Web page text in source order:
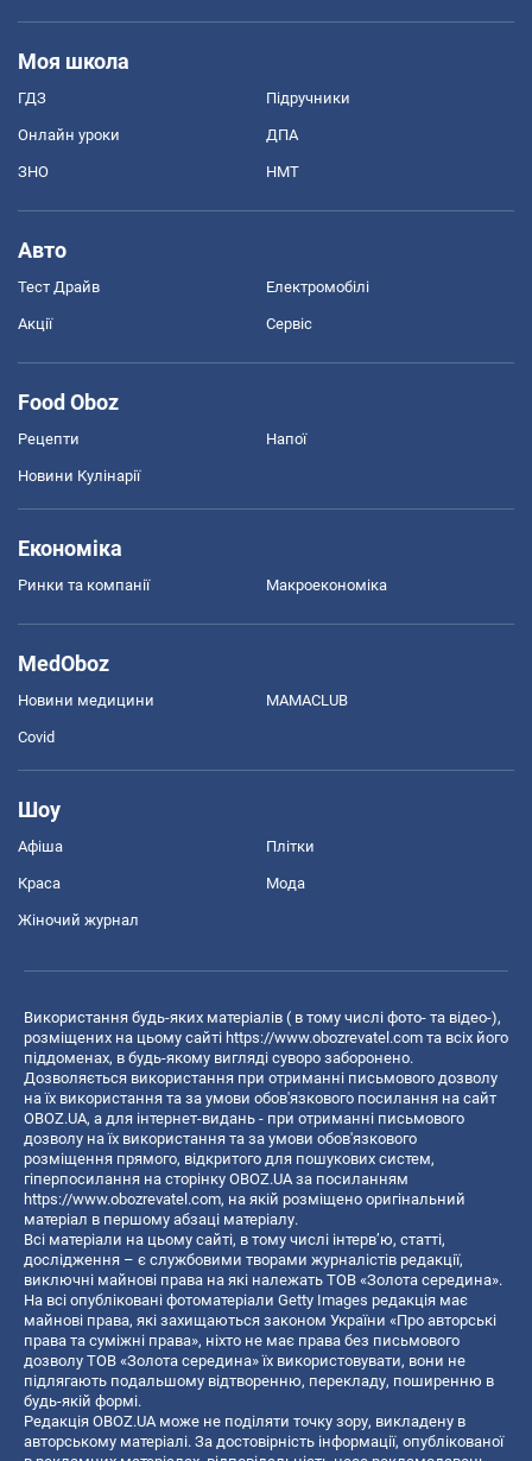
Моя школа
ГДЗ Підручники
Онлайн уроки ДПА
ЗНО НМТ
Авто
Тест Драйв Електромобілі
Акції Сервіс
Food Oboz
Рецепти Напої
Новини Кулінарії
Економіка
Ринки та компанії Макроекономіка
MedOboz
Новини медицини MAMACLUB
Covid
Шоу
Афіша Плітки
Краса Мода
Жіночий журнал
Використання будь-яких матеріалів ( в тому числі фото- та відео-),
розміщених на цьому сайті https://www.obozrevatel.com та всіх його
піддоменах, в будь-якому вигляді суворо заборонено.
Дозволяється використання при отриманні письмового дозволу
на їх використання та за умови обов'язкового посилання на сайт
OBOZ.UA, а для інтернет-видань - при отриманні письмового
дозволу на їх використання та за умови обов'язкового
розміщення прямого, відкритого для пошукових систем,
гіперпосилання на сторінку OBOZ.UA за посиланням
https://www.obozrevatel.com, на якій розміщено оригінальний
матеріал в першому абзаці матеріалу.
Всі матеріали на цьому сайті, в тому числі інтерв’ю, статті,
дослідження – є службовими творами журналістів редакції,
виключні майнові права на які належать ТОВ «Золота середина».
На всі опубліковані фотоматеріали Getty Images редакція має
майнові права, які захищаються законом України «Про авторські
права та суміжні права», ніхто не має права без письмового
дозволу ТОВ «Золота середина» їх використовувати, вони не
підлягають подальшому відтворенню, перекладу, поширенню в
будь-якій формі.
Редакція OBOZ.UA може не поділяти точку зору, викладену в
авторському матеріалі. За достовірність інформації, опублікованої